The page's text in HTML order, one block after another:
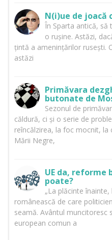
N(i)ue de joacă
În Sparta antică, să
o rușine. Astăzi,
țintă a amenințărilor rusești.
astăzi
Primăvara
butonate de
Sezonul de
căldură, ci și o serie de
reîncălzirea, la foc mocnit,
Mării Negre,
UE da, reforme
poate?
„La plăcinte
românească de care
seamă. Avântul muncitoresc
european comun a